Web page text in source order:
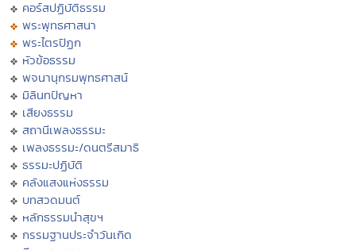
คอร์สปฏิบัติธรรม
พระพุทธศาสนา
พระไตรปิฏก
หัวข้อธรรม
พจนานุกรมพุทธศาสน์
มิลินทปัญหา
เสียงธรรม
สถานีเพลงธรรมะ
เพลงธรรมะ/ดนตรีสมาธิ
ธรรมะปฏิบัติ
คลังแสงแห่งธรรม
บทสวดมนต์
หลักธรรมนำสุขฯ
กรรมฐานประจำวันเกิด